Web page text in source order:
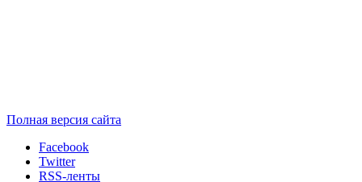
Полная версия сайта
Facebook
Twitter
RSS-ленты